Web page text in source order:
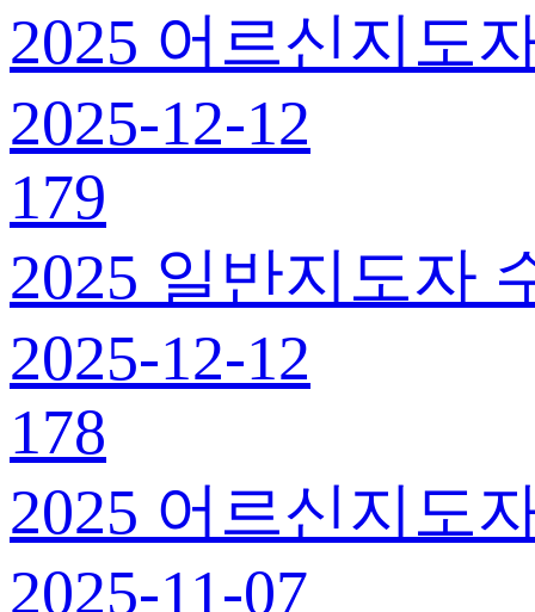
2025 어르신지도
2025-12-12
179
2025 일반지도자
2025-12-12
178
2025 어르신지도
2025-11-07